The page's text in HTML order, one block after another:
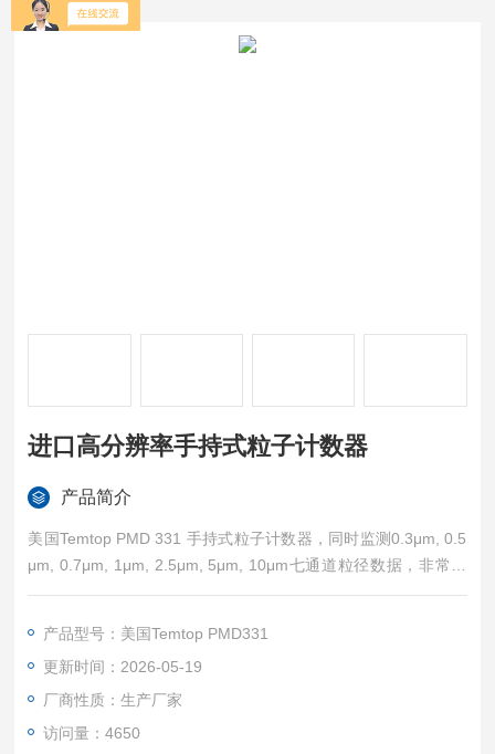
进口高分辨率手持式粒子计数器
产品简介
美国Temtop PMD 331 手持式粒子计数器，同时监测0.3μm, 0.5
μm, 0.7μm, 1μm, 2.5μm, 5μm, 10μm七通道粒径数据，非常适
用于点源监测、连续采集等场景；4寸大尺寸显示屏，高性能锂
试、滤料测试、洁净室监测、室内空气质量、工业测量、QA部
门等场景进口高分辨率手持式粒子计数器。
产品型号：美国Temtop PMD331
更新时间：2026-05-19
厂商性质：生产厂家
访问量：4650